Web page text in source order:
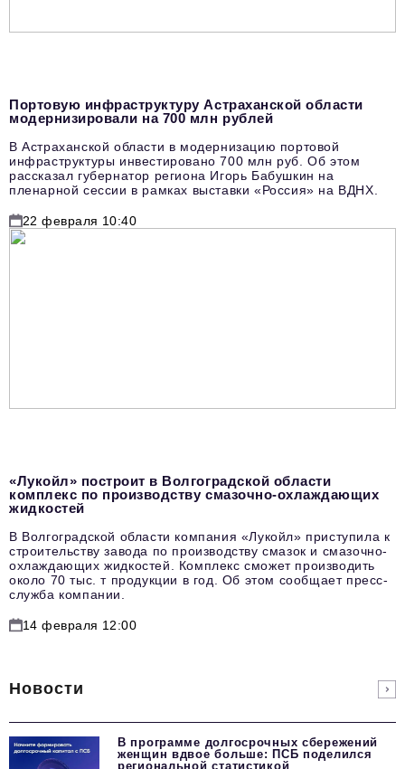
Портовую инфраструктуру Астраханской области
модернизировали на 700 млн рублей
В Астраханской области в модернизацию портовой
инфраструктуры инвестировано 700 млн руб. Об этом
рассказал губернатор региона Игорь Бабушкин на
пленарной сессии в рамках выставки «Россия» на ВДНХ.
22 февраля 10:40
«Лукойл» построит в Волгоградской области
комплекс по производству смазочно-охлаждающих
жидкостей
В Волгоградской области компания «Лукойл» приступила к
строительству завода по производству смазок и смазочно-
охлаждающих жидкостей. Комплекс сможет производить
около 70 тыс. т продукции в год. Об этом сообщает пресс-
служба компании.
14 февраля 12:00
Новости
В программе долгосрочных сбережений
женщин вдвое больше: ПСБ поделился
региональной статистикой